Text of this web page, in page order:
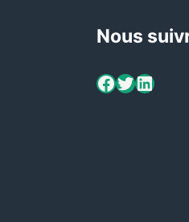
Nous
ViaMétiers sur Facebook Twitter LinkedIn